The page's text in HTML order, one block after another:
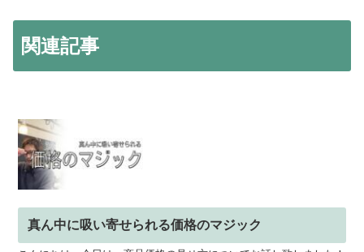
関連記事
真ん中に吸い寄せられる価格のマジック